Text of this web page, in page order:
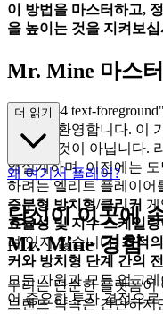
이 방법을 마스터하고,
을 높이는 것을 지켜보
Mr. Mine 마스
ass="mb-4 text-
신 것을 환영합니다. 이
를 위한 것이 아닙니다.
역설계하며, 이전에는
하려는 엘리트 플레이어
증분형 방치형/클리커 게
효율성 및 지수 스케일링
려 있지 않습니다. 최적
커와 방치형 단계 간의
모든 자원과 모든 업그
어 중요한 투자 결정으
더 읽기
왜 여기서 플레이?
당신이 이곳에
Mr. Mine 경험
우리는 단순한 플랫폼이
브랜드 약속은 간단하